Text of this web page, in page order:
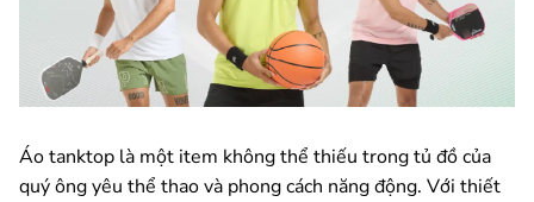
Áo tanktop là một item không thể thiếu trong tủ đồ của
quý ông yêu thể thao và phong cách năng động. Với thiết